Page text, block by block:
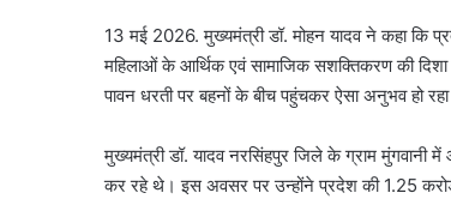
13 मई 2026. मुख्यमंत्री डॉ. मोहन यादव ने कहा कि
महिलाओं के आर्थिक एवं सामाजिक सशक्तिकरण की
पावन धरती पर बहनों के बीच पहुंचकर ऐसा अनुभव हो
मुख्यमंत्री डॉ. यादव नरसिंहपुर जिले के ग्राम मुंगवानी में
कर रहे थे। इस अवसर पर उन्होंने प्रदेश की 1.25